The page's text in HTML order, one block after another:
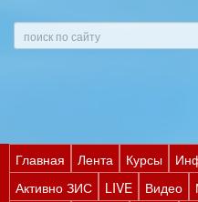
Главная Лента Курсы
Активно ЗИС
LIVE Видео